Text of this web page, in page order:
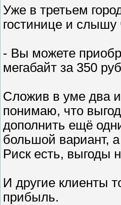
Уже в третьем
гостинице и слышу
- Вы можете
мегабайт за 350
Сложив в уме два и
понимаю, что
дополнить ещё
большой вариант, а
Риск есть, выгоды
И другие клиенты
прибыль.